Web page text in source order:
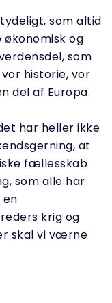
som altid
og
som
historie, vor
del af Europa.
har heller ikke
at
fællesskab
som alle har
krig og
skal vi værne